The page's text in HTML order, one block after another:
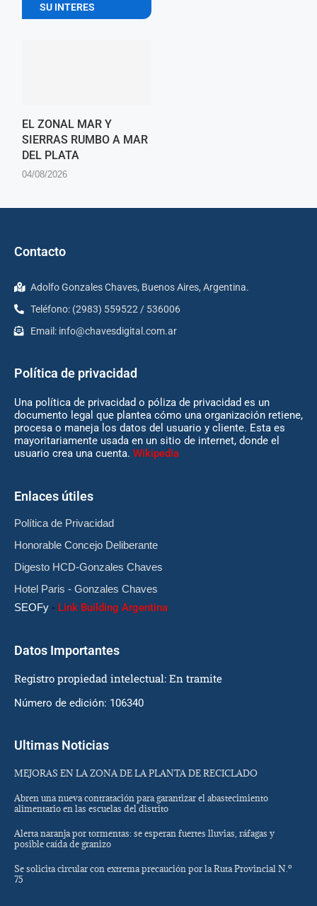
SU INTERES
EL ZONAL MAR Y
SIERRAS RUMBO A MAR
DEL PLATA
04/08/2026
Contacto
Adolfo Gonzales Chaves, Buenos Aires, Argentina.
Teléfono: (2983) 559522 / 536006
Email: info@chavesdigital.com.ar
Política de privacidad
Una política de privacidad o póliza de privacidad es un
documento legal que plantea cómo una organización retiene,
procesa o maneja los datos del usuario y cliente. Esta es
mayoritariamente usada en un sitio de internet, donde el
usuario crea una cuenta. Wikipedia
Enlaces útiles
Política de Privacidad
Honorable Concejo Deliberante
Digesto HCD-Gonzales Chaves
Hotel Paris - Gonzales Chaves
SEOFy - Link Building Argentina
Datos Importantes
Registro propiedad intelectual: En tramite
Número de edición: 106340
Ultimas Noticias
MEJORAS EN LA ZONA DE LA PLANTA DE RECICLADO
Abren una nueva contratación para garantizar el abastecimiento
alimentario en las escuelas del distrito
Alerta naranja por tormentas: se esperan fuertes lluvias, ráfagas y
posible caída de granizo
Se solicita circular con extrema precaución por la Ruta Provincial N.º
75